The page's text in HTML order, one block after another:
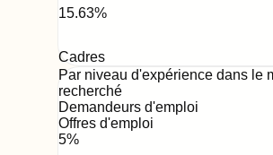
15.63%
Cadres
Par niveau d'expérience dans le
recherché
Demandeurs d'emploi
Offres d'emploi
5%